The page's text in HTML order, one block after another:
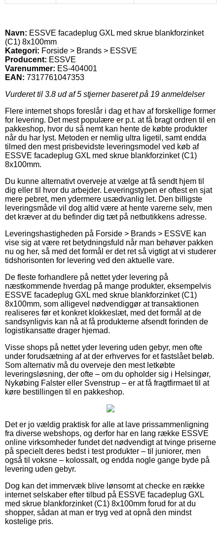
Navn: ESSVE facadeplug GXL med skrue blankforzinket
(C1) 8x100mm
Kategori: Forside > Brands > ESSVE
Producent: ESSVE
Varenummer: ES-404001
EAN: 7317761047353
Vurderet til 3.8 ud af 5 stjerner baseret på 19 anmeldelser
Flere internet shops foreslår i dag et hav af forskellige former
for levering. Det mest populære er p.t. at få bragt ordren til en
pakkeshop, hvor du så nemt kan hente de købte produkter
når du har lyst. Metoden er nemlig ultra ligetil, samt endda
tilmed den mest prisbevidste leveringsmodel ved køb af
ESSVE facadeplug GXL med skrue blankforzinket (C1)
8x100mm.
Du kunne alternativt overveje at vælge at få sendt hjem til
dig eller til hvor du arbejder. Leveringstypen er oftest en sjat
mere pebret, men ydermere usædvanlig let. Den billigste
leveringsmåde vil dog altid være at hente varerne selv, men
det kræver at du befinder dig tæt på netbutikkens adresse.
Leveringshastigheden på Forside > Brands > ESSVE kan
vise sig at være ret betydningsfuld når man behøver pakken
nu og her, så med det formål er det ret så vigtigt at vi studerer
tidshorisonten for levering ved den aktuelle vare.
De fleste forhandlere på nettet yder levering på
næstkommende hverdag på mange produkter, eksempelvis
ESSVE facadeplug GXL med skrue blankforzinket (C1)
8x100mm, som alligevel nødvendiggør at transaktionen
realiseres før et konkret klokkeslæt, med det formål at de
sandsynligvis kan nå at få produkterne afsendt forinden de
logistikansatte drager hjemad.
Visse shops på nettet yder levering uden gebyr, men ofte
under forudsætning af at der erhverves for et fastslået beløb.
Som alternativ må du overveje den mest letkøbte
leveringsløsning, der ofte – om du opholder sig i Helsingør,
Nykøbing Falster eller Svenstrup – er at få fragtfirmaet til at
køre bestillingen til en pakkeshop.
Det er jo vældig praktisk for alle at lave prissammenligning
fra diverse webshops, og derfor har en lang række ESSVE
online virksomheder fundet det nødvendigt at tvinge priserne
på specielt deres bedst i test produkter – til juniorer, men
også til voksne – kolossalt, og endda nogle gange byde på
levering uden gebyr.
Dog kan det immervæk blive lønsomt at checke en række
internet selskaber efter tilbud på ESSVE facadeplug GXL
med skrue blankforzinket (C1) 8x100mm forud for at du
shopper, sådan at man er tryg ved at opnå den mindst
kostelige pris.